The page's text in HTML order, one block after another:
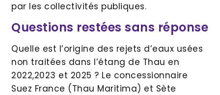
par les collectivités publiques.
Questions restées sans réponse
Quelle est l’origine des rejets d’eaux usées
non traitées dans l’étang de Thau en
2022,2023 et 2025 ? Le concessionnaire
Suez France (Thau Maritima) et Sète